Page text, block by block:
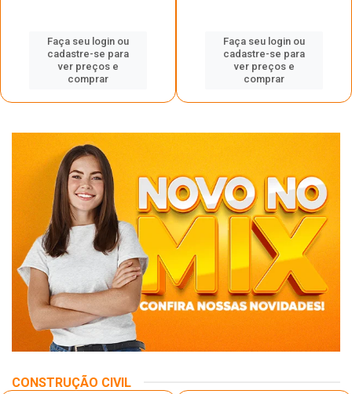
Faça seu login ou
cadastre-se para
ver preços e
comprar
Faça seu login ou
cadastre-se para
ver preços e
comprar
CONSTRUÇÃO CIVIL